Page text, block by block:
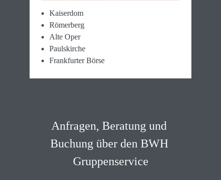
Kaiserdom
Römerberg
Alte Oper
Paulskirche
Frankfurter Börse
Anfragen, Beratung und
Buchung über den BWH
Gruppenservice